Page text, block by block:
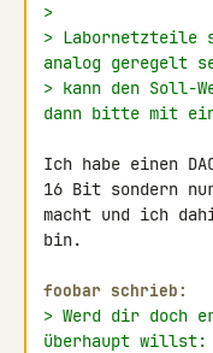
>
> Labornetzteile
analog geregelt
> kann den Soll-
dann bitte mit
Ich habe einen
16 Bit sondern
macht und ich
bin.
foobar schrieb:
> Werd dir doch
überhaupt willst: